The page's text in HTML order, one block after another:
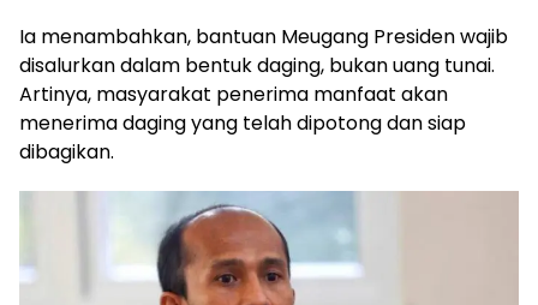
Ia menambahkan, bantuan Meugang Presiden wajib
disalurkan dalam bentuk daging, bukan uang tunai.
Artinya, masyarakat penerima manfaat akan
menerima daging yang telah dipotong dan siap
dibagikan.